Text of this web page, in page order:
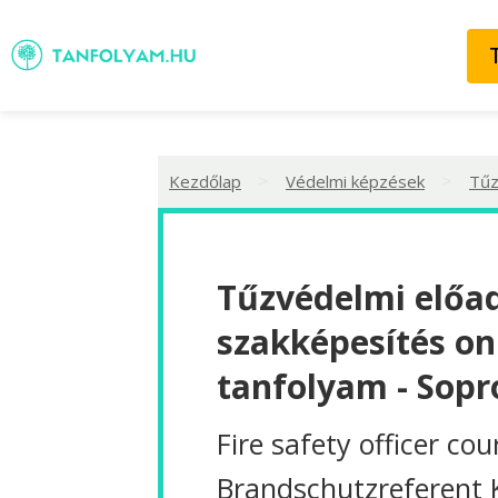
Kezdőlap Védelmi képzések
Tűzvédelmi
szakképesítés
tanfolyam -
Fire safety officer
Brandschutzreferent